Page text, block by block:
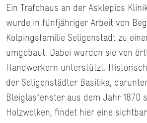
Ein Trafohaus an der Asklepios
wurde in fünfjähriger Arbeit von
Kolpingsfamilie Seligenstadt zu
umgebaut. Dabei wurden sie von
Handwerkern unterstützt.
der Seligenstädter Basilika,
Bleiglasfenster aus dem Jahr 1870
Holzwolken, findet hier eine